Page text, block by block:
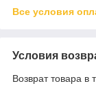
Все условия
Условия
Возврат товара в